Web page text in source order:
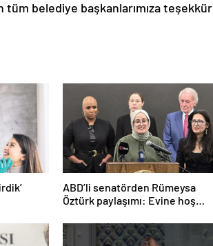
tüm belediye başkanlarımıza teşekkür
ABD’li senatörden Rümeysa
Öztürk paylaşımı: Evine hoş